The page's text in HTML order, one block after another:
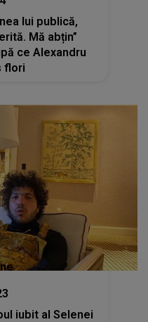
lui publică,
Mă abțin”
ce Alexandru
flori
iubit al Selenei